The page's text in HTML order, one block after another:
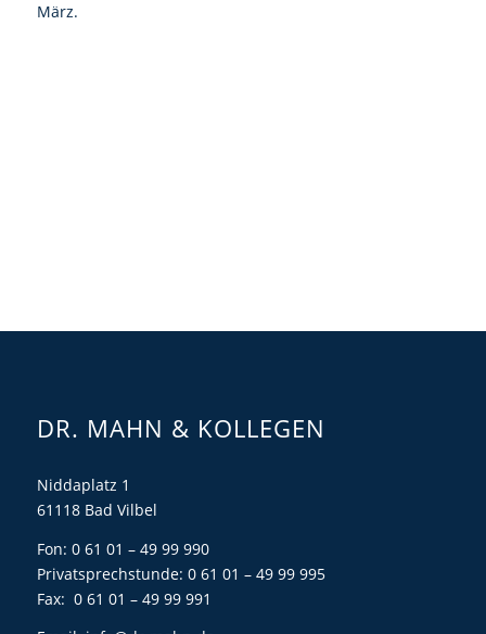
März.
DR. MAHN & KOLLEGEN
Niddaplatz 1
61118 Bad Vilbel
Fon: 0 61 01 – 49 99 990
Privatsprechstunde: 0 61 01 – 49 99 995
Fax: 0 61 01 – 49 99 991